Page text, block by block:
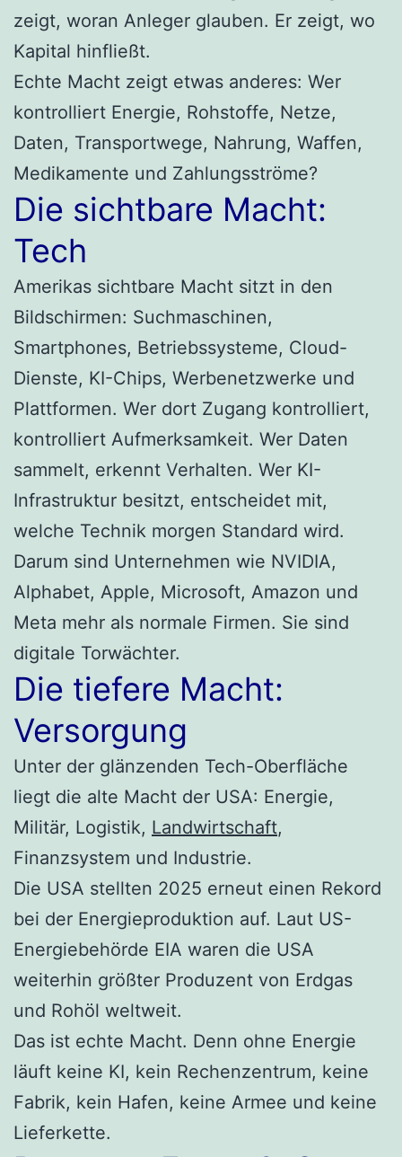
zeigt, woran Anleger glauben. Er zeigt, wo
Kapital hinfließt.
Echte Macht zeigt etwas anderes: Wer
kontrolliert Energie, Rohstoffe, Netze,
Daten, Transportwege, Nahrung, Waffen,
Medikamente und Zahlungsströme?
Die sichtbare Macht:
Tech
Amerikas sichtbare Macht sitzt in den
Bildschirmen: Suchmaschinen,
Smartphones, Betriebssysteme, Cloud-
Dienste, KI-Chips, Werbenetzwerke und
Plattformen. Wer dort Zugang kontrolliert,
kontrolliert Aufmerksamkeit. Wer Daten
sammelt, erkennt Verhalten. Wer KI-
Infrastruktur besitzt, entscheidet mit,
welche Technik morgen Standard wird.
Darum sind Unternehmen wie NVIDIA,
Alphabet, Apple, Microsoft, Amazon und
Meta mehr als normale Firmen. Sie sind
digitale Torwächter.
Die tiefere Macht:
Versorgung
Unter der glänzenden Tech-Oberfläche
liegt die alte Macht der USA: Energie,
Militär, Logistik, Landwirtschaft,
Finanzsystem und Industrie.
Die USA stellten 2025 erneut einen Rekord
bei der Energieproduktion auf. Laut US-
Energiebehörde EIA waren die USA
weiterhin größter Produzent von Erdgas
und Rohöl weltweit.
Das ist echte Macht. Denn ohne Energie
läuft keine KI, kein Rechenzentrum, keine
Fabrik, kein Hafen, keine Armee und keine
Lieferkette.